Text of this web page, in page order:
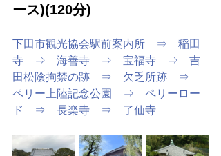
ース)(120分)
下田市観光協会駅前案内所　⇒　稲田
寺　⇒　海善寺　⇒　宝福寺　⇒　吉
田松陰拘禁の跡　⇒　欠乏所跡　⇒
ペリー上陸記念公園　⇒　ペリーロー
ド　⇒　長楽寺　⇒　了仙寺